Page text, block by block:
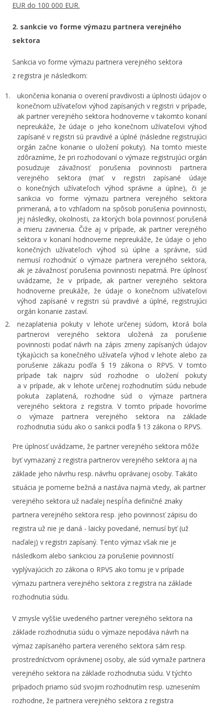
EUR do 100 000 EUR.
2. sankcie vo forme výmazu partnera verejného
sektora
Sankcia vo forme výmazu partnera verejného sektora
z registra je následkom:
ukončenia konania o overení pravdivosti a úplnosti údajov o
konečnom užívateľovi výhod zapísaných v registri v prípade,
ak partner verejného sektora hodnoverne v takomto konaní
nepreukáže, že údaje o jeho konečnom užívateľovi výhod
zapísané v registri sú pravdivé a úplné (následne registrujúci
orgán začne konanie o uložení pokuty). Na tomto mieste
zdôrazníme, že pri rozhodovaní o výmaze registrujúci orgán
posudzuje závažnosť porušenia povinnosti partnera
verejného sektora (mať v registri zapísané údaje
o konečných užívateľoch výhod správne a úplne), či je
sankcia vo forme výmazu partnera verejného sektora
primeraná, a to vzhľadom na spôsob porušenia povinnosti,
jej následky, okolnosti, za ktorých bola povinnosť porušená
a mieru zavinenia. Čiže aj v prípade, ak partner verejného
sektora v konaní hodnoverne nepreukáže, že údaje o jeho
konečných užívateľoch výhod sú úplne a správne, súd
nemusí rozhodnúť o výmaze partnera verejného sektora,
ak je závažnosť porušenia povinnosti nepatrná. Pre úplnosť
uvádzame, že v prípade, ak partner verejného sektora
hodnoverne preukáže, že údaje o konečnom užívateľovi
výhod zapísané v registri sú pravdivé a úplné, registrujúci
orgán konanie zastaví.
nezaplatenia pokuty v lehote určenej súdom, ktorá bola
partnerovi verejného sektora uložená za porušenie
povinnosti podať návrh na zápis zmeny zapísaných údajov
týkajúcich sa konečného užívateľa výhod v lehote alebo za
porušenie zákazu podľa § 19 zákona o RPVS. V tomto
prípade tak najprv súd rozhodne o uložení pokuty
a v prípade, ak v lehote určenej rozhodnutím súdu nebude
pokuta zaplatená, rozhodne súd o výmaze partnera
verejného sektora z registra. V tomto prípade hovoríme
o výmaze partnera verejného sektora na základe
rozhodnutia súdu ako o sankcii podľa § 13 zákona o RPVS.
Pre úplnosť uvádzame, že partner verejného sektora môže
byť vymazaný z registra partnerov verejného sektora aj na
základe jeho návrhu resp. návrhu oprávanej osoby. Takáto
situácia je pomerne bežná a nastáva najmä vtedy, ak partner
verejného sektora už naďalej nespĺňa definičné znaky
partnera verejného sektora resp. jeho povinnosť zápisu do
registra už nie je daná - laicky povedané, nemusí byť (už
naďalej) v registri zapísaný. Tento výmaz však nie je
následkom alebo sankciou za porušenie povinností
vyplývajúcich zo zákona o RPVS ako tomu je v prípade
výmazu partnera verejného sektora z registra na základe
rozhodnutia súdu.
V zmysle vyššie uvedeného partner verejného sektora na
základe rozhodnutia súdu o výmaze nepodáva návrh na
výmaz zapísaného partera vereného sektora sám resp.
prostredníctvom oprávnenej osoby, ale súd vymaže partnera
verejného sektora na základe rozhodnutia súdu. V týchto
prípadoch priamo súd svojim rozhodnutím resp. uznesením
rozhodne, že partnera verejného sektora z registra